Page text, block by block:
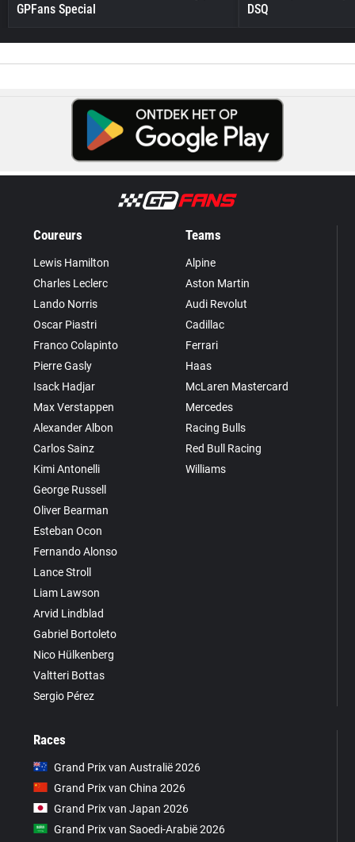
GPFans Special
DSQ
Coureurs
Lewis Hamilton
Charles Leclerc
Lando Norris
Oscar Piastri
Franco Colapinto
Pierre Gasly
Isack Hadjar
Max Verstappen
Alexander Albon
Carlos Sainz
Kimi Antonelli
George Russell
Oliver Bearman
Esteban Ocon
Fernando Alonso
Lance Stroll
Liam Lawson
Arvid Lindblad
Gabriel Bortoleto
Nico Hülkenberg
Valtteri Bottas
Sergio Pérez
Teams
Alpine
Aston Martin
Audi Revolut
Cadillac
Ferrari
Haas
McLaren Mastercard
Mercedes
Racing Bulls
Red Bull Racing
Williams
Races
Grand Prix van Australië 2026
Grand Prix van China 2026
Grand Prix van Japan 2026
Grand Prix van Saoedi-Arabië 2026